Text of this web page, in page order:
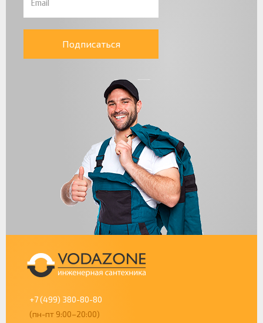
Подписаться
+7 (499) 380-80-80
(пн-пт 9:00–20:00)